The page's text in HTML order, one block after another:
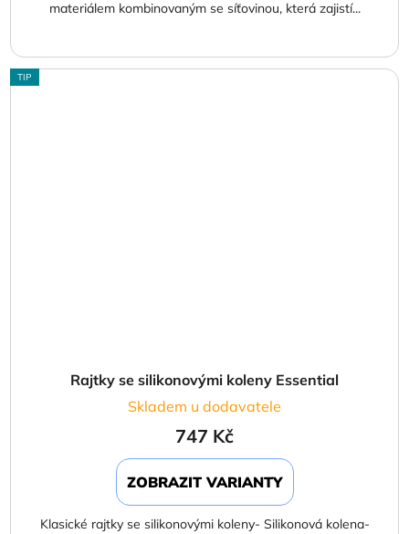
materiálem kombinovaným se síťovinou, která zajistí...
TIP
Rajtky se silikonovými koleny Essential
Skladem u dodavatele
747 Kč
ZOBRAZIT VARIANTY
Klasické rajtky se silikonovými koleny- Silikonová kolena-